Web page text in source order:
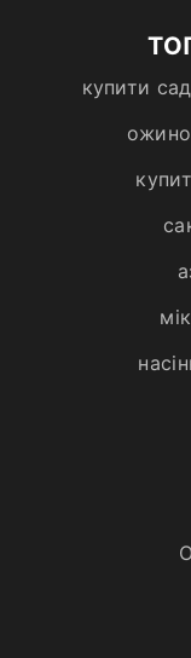
купити